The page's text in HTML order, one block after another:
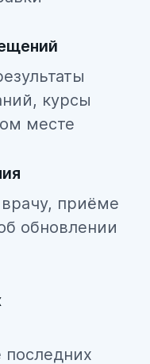
курсы
месте
приёме
обновлении
последних